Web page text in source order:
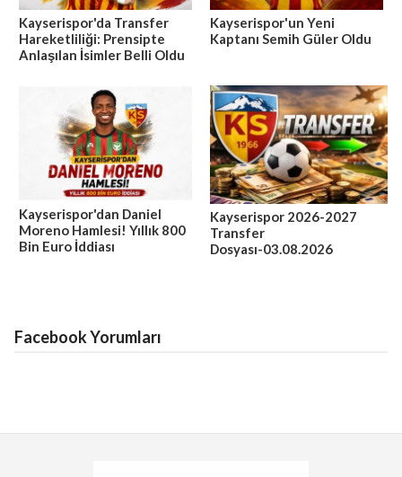
Kayserispor'da Transfer
Hareketliliği: Prensipte
Anlaşılan İsimler Belli Oldu
Kayserispor'un Yeni
Kaptanı Semih Güler Oldu
Kayserispor'dan Daniel
Moreno Hamlesi! Yıllık 800
Bin Euro İddiası
Kayserispor 2026-2027
Transfer
Dosyası-03.08.2026
Facebook Yorumları